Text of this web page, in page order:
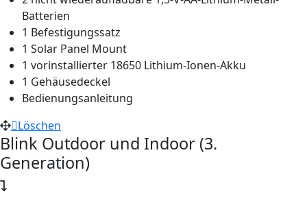
Batterien
1 Befestigungssatz
1 Solar Panel Mount
1 vorinstallierter 18650 Lithium-Ionen-Akku
1 Gehäusedeckel
Bedienungsanleitung
Löschen
Blink Outdoor und Indoor (3.
Generation)